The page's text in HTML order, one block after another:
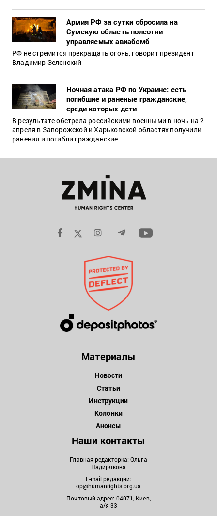
Армия РФ за сутки сбросила на
Сумскую область полсотни
управляемых авиабомб
РФ не стремится прекращать огонь, говорит президент
Владимир Зеленский
Ночная атака РФ по Украине: есть
погибшие и раненые гражданские,
среди которых дети
В результате обстрела российскими военными в ночь на 2
апреля в Запорожской и Харьковской областях получили
ранения и погибли гражданские
Материалы
Новости
Статьи
Инструкции
Колонки
Анонсы
Наши контакты
Главная редакторка: Ольга
Падирякова
E-mail редакции:
op@humanrights.org.ua
Почтовый адрес: 04071, Киев,
а/я 33